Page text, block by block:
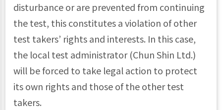
disturbance or are prevented from continuing
the test, this constitutes a violation of other
test takers’ rights and interests. In this case,
the local test administrator (Chun Shin Ltd.)
will be forced to take legal action to protect
its own rights and those of the other test
takers.